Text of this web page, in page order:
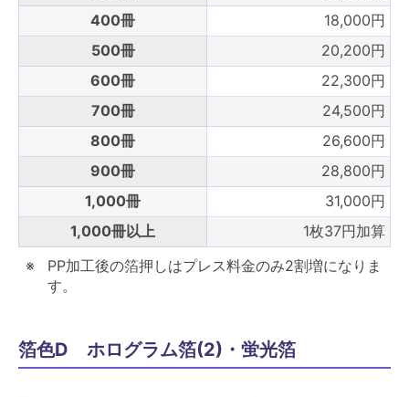
400冊
18,000円
500冊
20,200円
600冊
22,300円
700冊
24,500円
800冊
26,600円
900冊
28,800円
1,000冊
31,000円
1,000冊以上
1枚37円加算
PP加工後の箔押しはプレス料金のみ2割増になりま
す。
箔色D ホログラム箔(2)・蛍光箔